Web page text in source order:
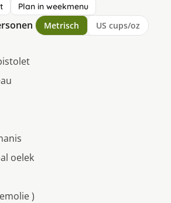
Plan in weekmenu
Metrisch US cups/oz
oelek
)